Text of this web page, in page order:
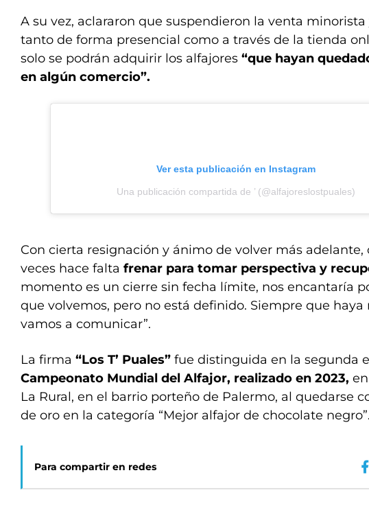
A su vez, aclararon que suspendieron la venta
tanto de forma presencial como a través de la tienda
solo se podrán adquirir los alfajores “que hayan
en algún comercio”.
Ver esta publicación en Instagram
Una publicación compartida de ’ (@alfajoreslostpuales)
Con cierta resignación y ánimo de volver más adelante,
veces hace falta frenar para tomar perspectiva y
momento es un cierre sin fecha límite, nos encantaría
que volvemos, pero no está definido. Siempre que haya
vamos a comunicar”.
La firma “Los T’ Puales” fue distinguida en la segunda
Campeonato Mundial del Alfajor, realizado en 2023,
La Rural, en el barrio porteño de Palermo, al quedarse
de oro en la categoría “Mejor alfajor de chocolate
Para compartir en redes